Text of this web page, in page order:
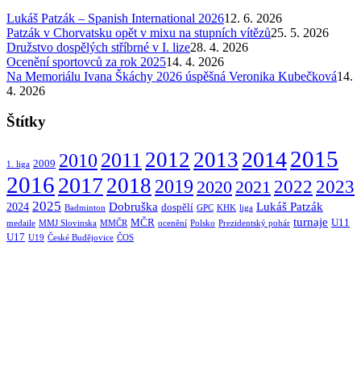
Lukáš Patzák – Spanish International 202612. 6. 2026
Patzák v Chorvatsku opět v mixu na stupních vítězů25. 5. 2026
Družstvo dospělých stříbrné v I. lize28. 4. 2026
Ocenění sportovců za rok 202514. 4. 2026
Na Memoriálu Ivana Škáchy 2026 úspěšná Veronika Kubečková14.
4. 2026
Štítky
1. liga 2009 2010 2011 2012 2013 20142015
201620172018 2019 2020 2021 2022 2023
2024 2025 Badminton Dobruška dospělí GPC KHK liga Lukáš Patzák
medaile MMJ Slovinska MMČR MČR ocenění Polsko Prezidentský pohár turnaje U11
U17 U19 České Budějovice ČOS